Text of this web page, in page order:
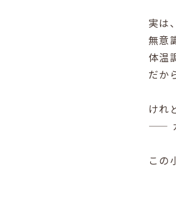
実は
無意
体温
だか
けれ
——
この